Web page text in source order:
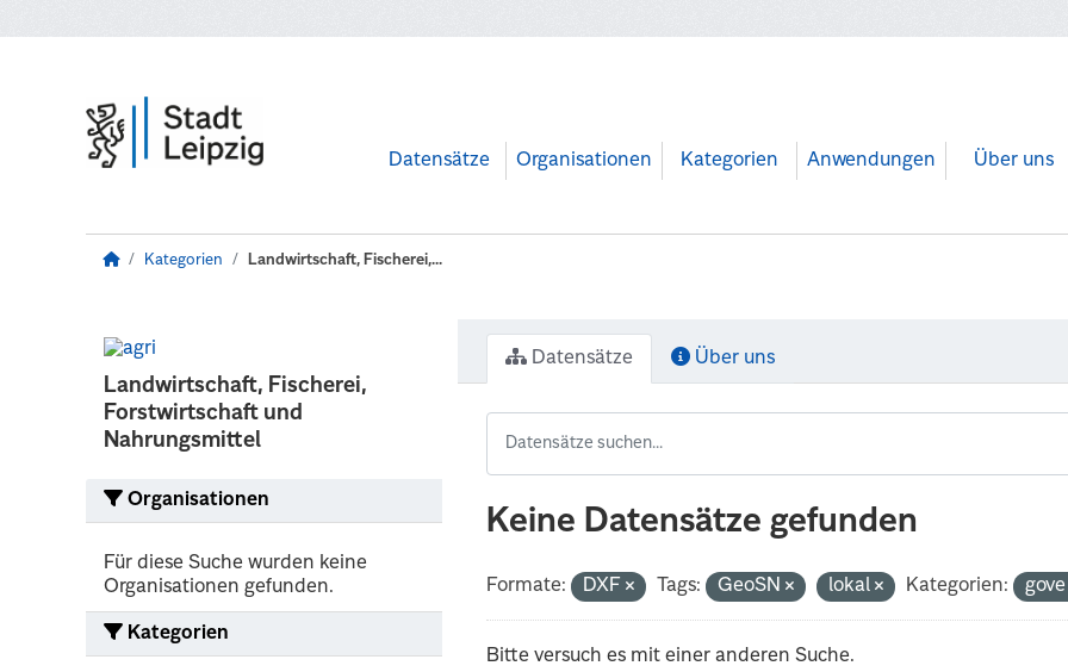
Datensätze Organisationen Kategorien Anwendungen Über uns
Kategorien Landwirtschaft, Fischerei,...
Landwirtschaft, Fischerei,
Forstwirtschaft und
Nahrungsmittel
Organisationen
Für diese Suche wurden keine
Organisationen gefunden.
Kategorien
Datensätze Über uns
Keine Datensätze gefunden
Formate: DXF Tags: GeoSN lokal Kategorien:
Bitte versuch es mit einer anderen Suche.